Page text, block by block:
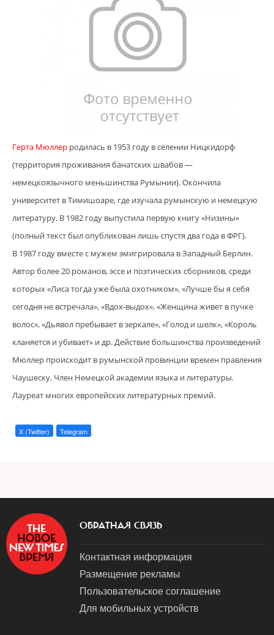
Герта Мюллер родилась в 1953 году в селении Ницкидорф
(территория проживания банатских швабов —
немецкоязычного меньшинства Румынии). Окончила
университет в Тимишоаре, где изучала румынскую и немецкую
литературу. В 1982 году выпустила первую книгу «Низины»
(полный текст был опубликован лишь спустя два года в ФРГ).
В 1987 году вместе с мужем эмигрировала в Западный Берлин.
Автор более 20 романов, эссе и поэтических сборников, среди
которых «Лиса тогда уже была охотником», «Лучше бы я себя
сегодня не встречала», «Вдох-выдох», «Женщина живет в пучке
волос», «Дьявол пребывает в зеркале», «Голод и шелк», «Король
кланяется и убивает» и др. Действие большинства произведений
Мюллер происходит в румынской провинции времен правления
Чаушеску. Член Немецкой академии языка и литературы.
Лауреат многих европейских литературных премий.
X (Twitter) Telegram
ОБРАТНАЯ СВЯЗЬ
Контактная информация
Размещение рекламы
Пользовательское соглашение
Для мобильных устройств